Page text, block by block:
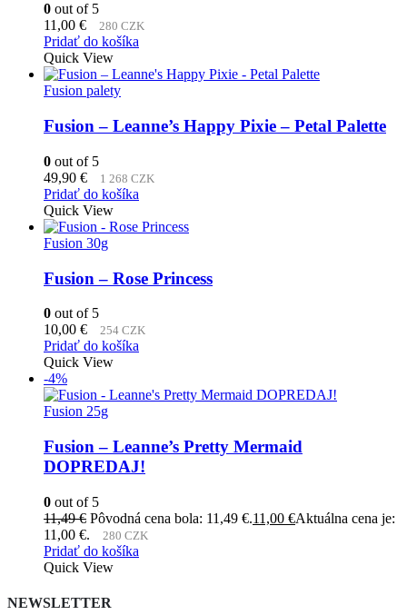
0 out of 5
11,00 € 280 CZK
Pridať do košíka
Quick View
Fusion palety
Fusion – Leanne’s Happy Pixie – Petal Palette
0 out of 5
49,90 € 1 268 CZK
Pridať do košíka
Quick View
Fusion 30g
Fusion – Rose Princess
0 out of 5
10,00 € 254 CZK
Pridať do košíka
Quick View
-4%
Fusion 25g
Fusion – Leanne’s Pretty Mermaid
DOPREDAJ!
0 out of 5
11,49€ Pôvodná cena bola: 11,49 €.11,00 €Aktuálna cena je:
11,00 €.
280 CZK
Pridať do košíka
Quick View
NEWSLETTER